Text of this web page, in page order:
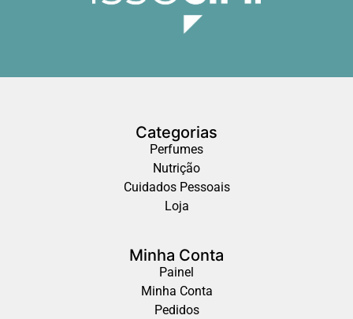
Categorias
Perfumes
Nutrição
Cuidados Pessoais
Loja
Minha Conta
Painel
Minha Conta
Pedidos